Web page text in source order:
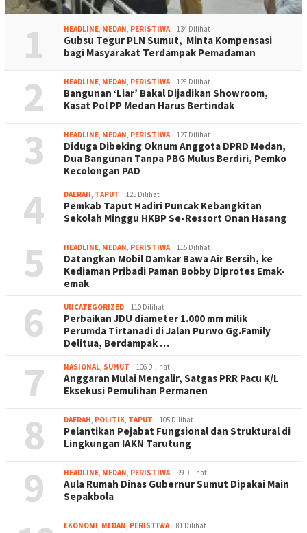
1 HEADLINE, MEDAN, PERISTIWA 134 Dilihat
Gubsu Tegur PLN Sumut, Minta Kompensasi
bagi Masyarakat Terdampak Pemadaman
2 HEADLINE, MEDAN, PERISTIWA 128 Dilihat
Bangunan ‘Liar’ Bakal Dijadikan Showroom,
Kasat Pol PP Medan Harus Bertindak
3 HEADLINE, MEDAN, PERISTIWA 127 Dilihat
Diduga Dibeking Oknum Anggota DPRD Medan,
Dua Bangunan Tanpa PBG Mulus Berdiri, Pemko
Kecolongan PAD
4 DAERAH, TAPUT 125 Dilihat
Pemkab Taput Hadiri Puncak Kebangkitan
Sekolah Minggu HKBP Se-Ressort Onan Hasang
5 HEADLINE, MEDAN, PERISTIWA 115 Dilihat
Datangkan Mobil Damkar Bawa Air Bersih, ke
Kediaman Pribadi Paman Bobby Diprotes Emak-
emak
6 UNCATEGORIZED 110 Dilihat
Perbaikan JDU diameter 1.000 mm milik
Perumda Tirtanadi di Jalan Purwo Gg.Family
Delitua, Berdampak …
7 NASIONAL, SUMUT 106 Dilihat
Anggaran Mulai Mengalir, Satgas PRR Pacu K/L
Eksekusi Pemulihan Permanen
8 DAERAH, POLITIK, TAPUT 105 Dilihat
Pelantikan Pejabat Fungsional dan Struktural di
Lingkungan IAKN Tarutung
9 HEADLINE, MEDAN, PERISTIWA 99 Dilihat
Aula Rumah Dinas Gubernur Sumut Dipakai Main
Sepakbola
EKONOMI, MEDAN, PERISTIWA 81 Dilihat